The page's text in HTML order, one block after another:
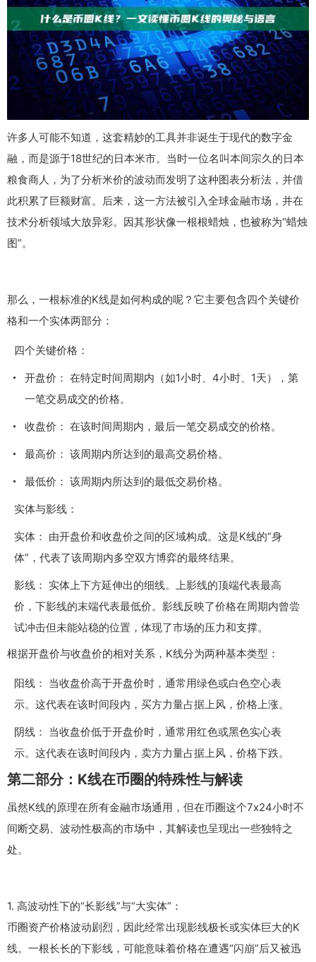
许多人可能不知道，这套精妙的工具并非诞生于现代的数字金
融，而是源于18世纪的日本米市。当时一位名叫本间宗久的日本
粮食商人，为了分析米价的波动而发明了这种图表分析法，并借
此积累了巨额财富。后来，这一方法被引入全球金融市场，并在
技术分析领域大放异彩。因其形状像一根根蜡烛，也被称为“蜡烛
图”。
那么，一根标准的K线是如何构成的呢？它主要包含四个关键价
格和一个实体两部分：
四个关键价格：
开盘价： 在特定时间周期内（如1小时、4小时、1天），第
一笔交易成交的价格。
收盘价： 在该时间周期内，最后一笔交易成交的价格。
最高价： 该周期内所达到的最高交易价格。
最低价： 该周期内所达到的最低交易价格。
实体与影线：
实体： 由开盘价和收盘价之间的区域构成。这是K线的“身
体”，代表了该周期内多空双方博弈的最终结果。
影线： 实体上下方延伸出的细线。上影线的顶端代表最高
价，下影线的末端代表最低价。影线反映了价格在周期内曾尝
试冲击但未能站稳的位置，体现了市场的压力和支撑。
根据开盘价与收盘价的相对关系，K线分为两种基本类型：
阳线： 当收盘价高于开盘价时，通常用绿色或白色空心表
示。这代表在该时间段内，买方力量占据上风，价格上涨。
阴线： 当收盘价低于开盘价时，通常用红色或黑色实心表
示。这代表在该时间段内，卖方力量占据上风，价格下跌。
第二部分：K线在币圈的特殊性与解读
虽然K线的原理在所有金融市场通用，但在币圈这个7x24小时不
间断交易、波动性极高的市场中，其解读也呈现出一些独特之
处。
1. 高波动性下的“长影线”与“大实体”：
币圈资产价格波动剧烈，因此经常出现影线极长或实体巨大的K
线。一根长长的下影线，可能意味着价格在遭遇“闪崩”后又被迅